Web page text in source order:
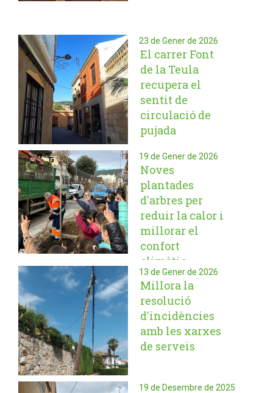
23 de Gener de 2026
El carrer Font
de la Teula
recupera el
sentit de
circulació de
pujada
19 de Gener de 2026
Noves
plantades
d'arbres per
reduir la calor i
millorar el
confort
climàtic
13 de Gener de 2026
Millora la
resolució
d'incidències
amb les xarxes
de serveis
19 de Desembre de 2025